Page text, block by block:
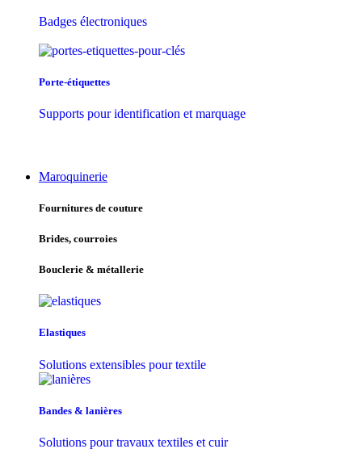
Badges électroniques
Porte-étiquettes
Supports pour identification et marquage
Maroquinerie
Fournitures de couture
Brides, courroies
Bouclerie & métallerie
Elastiques
Solutions extensibles pour textile
Bandes & lanières
Solutions pour travaux textiles et cuir